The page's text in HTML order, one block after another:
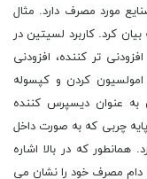
مورد مصرف دارد. مثال
کرد. کاربرد لسیتین در
تر کننده، افزودنی
کردن و کپسوله
به عنوان دیسپرس کننده
چربی که به صورت داخل
که در بالا اشاره
دام مصرف خود را نشان می